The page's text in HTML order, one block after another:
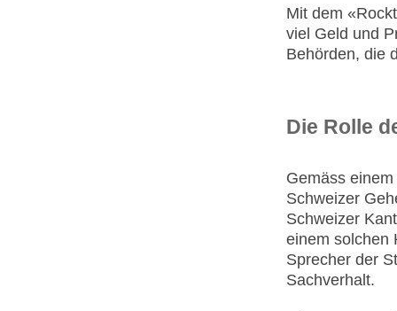
Mit dem
viel Geld und
Behörden, die
Die Rolle
Gemäss
Schweizer
Schweizer
einem solchen
Sprecher der
Sachverhalt.